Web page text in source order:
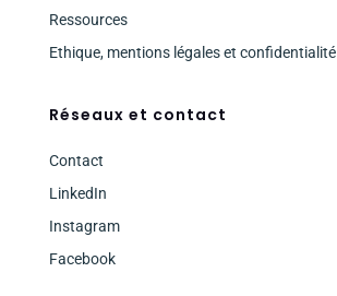
Ressources
Ethique, mentions légales et confidentialité
Réseaux et contact
Contact
LinkedIn
Instagram
Facebook